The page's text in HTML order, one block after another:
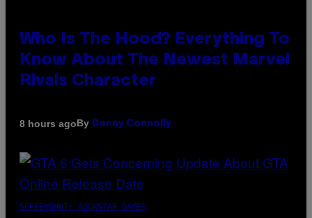
Who Is The Hood? Everything To
Know About The Newest Marvel
Rivals Character
8 hours agoBy Denny Connolly
SCREENSHOT: ROCKSTAR GAMES